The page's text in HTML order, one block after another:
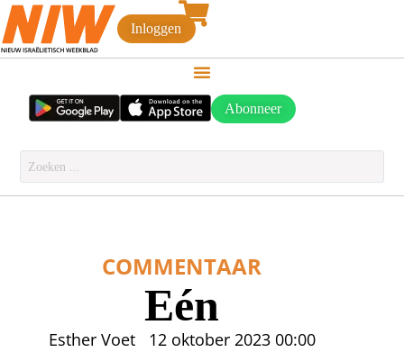
Inloggen
Abonneer
COMMENTAAR
Eén
Esther Voet 12 oktober 2023 00:00